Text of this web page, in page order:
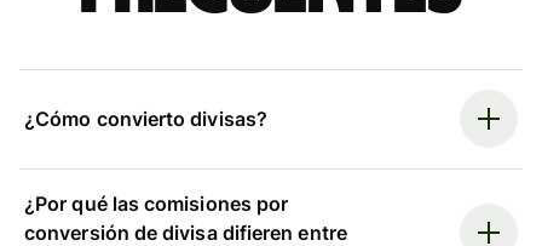
¿Cómo convierto divisas?
¿Por qué las comisiones por
conversión de divisa difieren entre